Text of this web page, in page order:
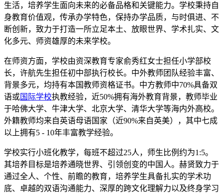
生活，培养学生面向未来的必备品格和关键能力。学校秉持自
身教育价值观，传承办学特色，保持办学品质，与时俱进、不
断创新，致力于打造一所立足本土、放眼世界、学术扎实、文
化多元、师资雄厚的未来学校。
在师资方面，学校由资深教育专家俞秀红女士担任小学部校
长，许航先生担任初中部执行校长。中外教师团队经验丰富、
背景多元，均持有本国教师资格证书。中方教师中70%具备双
语或国际学校执教经验，近50%拥有海外教育背景，教师毕业
于哈佛大学、牛津大学、北京大学、清华大学等海内外高校。
外籍教师均来自英语母语国家（近90%来自英美），其中七成
以上拥有5 - 10年丰富教学经验。
学校实行小班化教学，每班不超过25人，师生比例约为1:5。
其培养目标是培养通晓世界、引领创变的中国人。赫贤致力于
通过全人、个性、前瞻的教育，培养学生具备扎实的学术功
底、卓越的双语沟通能力、深厚的跨文化理解力以及终身学习